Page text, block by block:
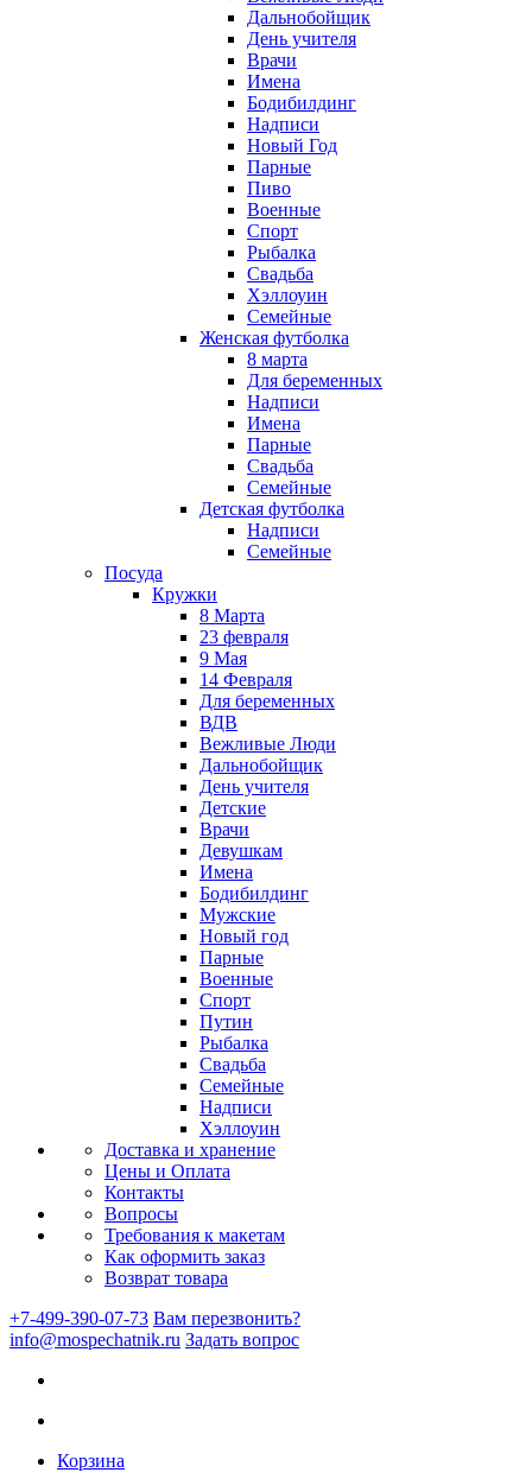
Дальнобойщик
День учителя
Врачи
Имена
Бодибилдинг
Надписи
Новый Год
Парные
Пиво
Военные
Спорт
Рыбалка
Свадьба
Хэллоуин
Семейные
Женская футболка
8 марта
Для беременных
Надписи
Имена
Парные
Свадьба
Семейные
Детская футболка
Надписи
Семейные
Посуда
Кружки
8 Марта
23 февраля
9 Мая
14 Февраля
Для беременных
ВДВ
Вежливые Люди
Дальнобойщик
День учителя
Детские
Врачи
Девушкам
Имена
Бодибилдинг
Мужские
Новый год
Парные
Военные
Спорт
Путин
Рыбалка
Свадьба
Семейные
Надписи
Хэллоуин
Доставка и хранение
Цены и Оплата
Контакты
Вопросы
Требования к макетам
Как оформить заказ
Возврат товара
+7-499-390-07-73 Вам перезвонить?
info@mospechatnik.ru Задать вопрос
Корзина